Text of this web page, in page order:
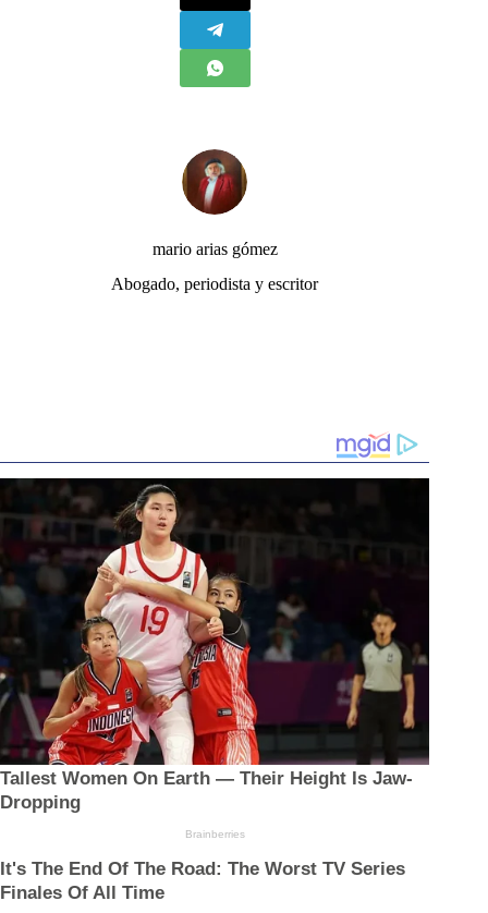
mario arias gómez
Abogado, periodista y escritor